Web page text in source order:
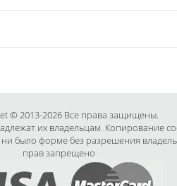
© 2013-2026 Все права защищены.
их владельцам. Копирование
ни было форме без разрешения
прав запрещено